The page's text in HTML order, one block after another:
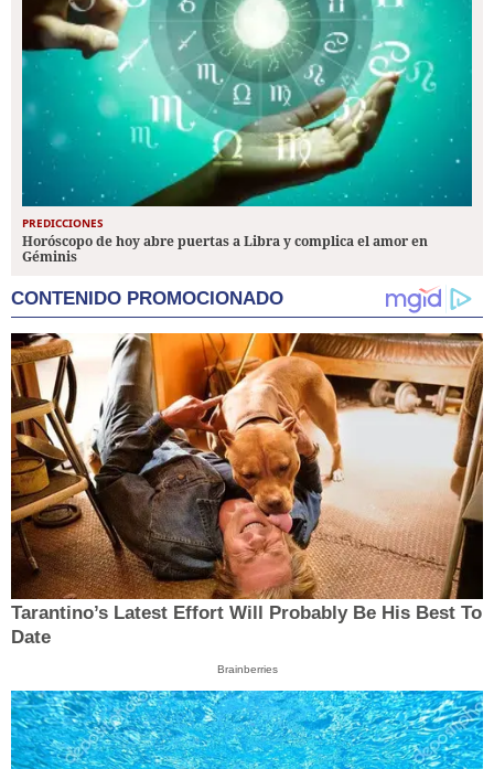
PREDICCIONES
Horóscopo de hoy abre puertas a Libra y complica el amor en
Géminis
CONTENIDO PROMOCIONADO
Tarantino’s Latest Effort Will Probably Be His Best To
Date
Brainberries